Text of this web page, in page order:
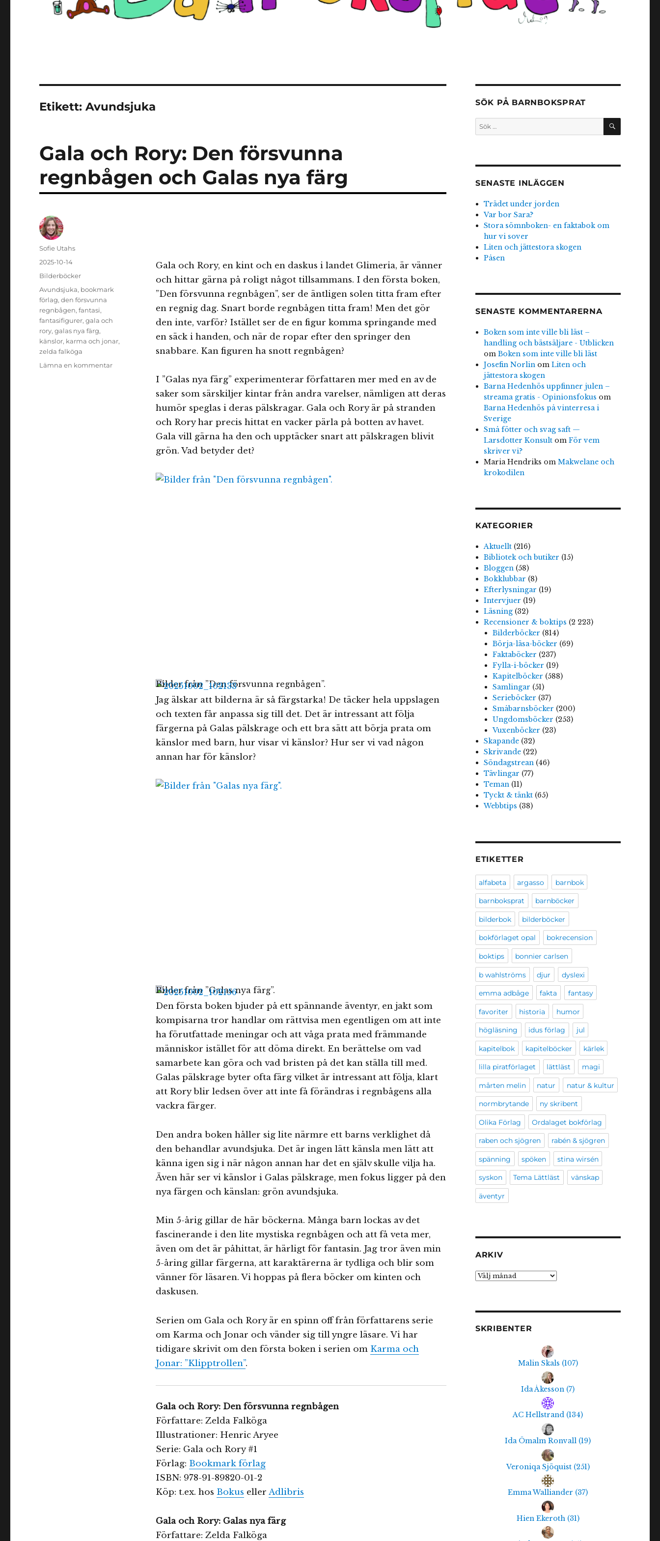
Etikett:Avundsjuka
Gala och Rory: Den försvunna
regnbågen och Galas nya färg
Gala och Rory, en kint och en daskus i landet Glimeria, är vänner
och hittar gärna på roligt något tillsammans. I den första boken,
”Den försvunna regnbågen”, ser de äntligen solen titta fram efter
en regnig dag. Snart borde regnbågen titta fram! Men det gör
den inte, varför? Istället ser de en figur komma springande med
en säck i handen, och när de ropar efter den springer den
snabbare. Kan figuren ha snott regnbågen?
I ”Galas nya färg” experimenterar författaren mer med en av de
saker som särskiljer kintar från andra varelser, nämligen att deras
humör speglas i deras pälskragar. Gala och Rory är på stranden
och Rory har precis hittat en vacker pärla på botten av havet.
Gala vill gärna ha den och upptäcker snart att pälskragen blivit
grön. Vad betyder det?
Bilder från ”Den försvunna regnbågen”.
Jag älskar att bilderna är så färgstarka! De täcker hela uppslagen
och texten får anpassa sig till det. Det är intressant att följa
färgerna på Galas pälskrage och ett bra sätt att börja prata om
känslor med barn, hur visar vi känslor? Hur ser vi vad någon
annan har för känslor?
Bilder från ”Galas nya färg”.
Den första boken bjuder på ett spännande äventyr, en jakt som
kompisarna tror handlar om rättvisa men egentligen om att inte
ha förutfattade meningar och att våga prata med främmande
människor istället för att döma direkt. En berättelse om vad
samarbete kan göra och vad bristen på det kan ställa till med.
Galas pälskrage byter ofta färg vilket är intressant att följa, klart
att Rory blir ledsen över att inte få förändras i regnbågens alla
vackra färger.
Den andra boken håller sig lite närmre ett barns verklighet då
den behandlar avundsjuka. Det är ingen lätt känsla men lätt att
känna igen sig i när någon annan har det en själv skulle vilja ha.
Även här ser vi känslor i Galas pälskrage, men fokus ligger på den
nya färgen och känslan: grön avundsjuka.
Min 5-årig gillar de här böckerna. Många barn lockas av det
fascinerande i den lite mystiska regnbågen och att få veta mer,
även om det är påhittat, är härligt för fantasin. Jag tror även min
5-åring gillar färgerna, att karaktärerna är tydliga och blir som
vänner för läsaren. Vi hoppas på flera böcker om kinten och
daskusen.
Serien om Gala och Rory är en spinn off från författarens serie
om Karma och Jonar och vänder sig till yngre läsare. Vi har
tidigare skrivit om den första boken i serien om Karma och
Jonar: ”Klipptrollen”.
Gala och Rory: Den försvunna regnbågen
Författare: Zelda Falköga
Illustrationer: Henric Aryee
Serie: Gala och Rory #1
Förlag: Bookmark förlag
ISBN: 978-91-89820-01-2
Köp: t.ex. hos Bokus eller Adlibris
Gala och Rory: Galas nya färg
Författare: Zelda Falköga
Författare
Sofie Utahs
Publicerat
den
2025-10-14
Kategorier
Bilderböcker
Etiketter
Avundsjuka, bookmark
förlag,den försvunna
regnbågen,fantasi,
fantasifigurer,gala och
rory,galas nya färg,
känslor, karma och jonar,
zelda falköga
Lämna en kommentartill
SÖK PÅ BARNBOKSPRAT
Sök
efter:
SÖK
SENASTE INLÄGGEN
Trädet under jorden
Var bor Sara?
Stora sömnboken- en faktabok om
hur vi sover
Liten och jättestora skogen
Påsen
SENASTE KOMMENTARERNA
Boken som inte ville bli läst –
handling och bästsäljare - Utblicken
omBoken som inte ville bli läst
Josefin Norlin omLiten och
jättestora skogen
Barna Hedenhös uppfinner julen –
streama gratis - Opinionsfokus om
Barna Hedenhös på vinterresa i
Sverige
Små fötter och svag saft —
Larsdotter Konsult omFör vem
skriver vi?
Maria Hendriks omMakwelane och
krokodilen
KATEGORIER
Aktuellt (216)
Bibliotek och butiker (15)
Bloggen (58)
Bokklubbar (8)
Efterlysningar (19)
Intervjuer (19)
Läsning (32)
Recensioner & boktips (2 223)
Bilderböcker (814)
Börja-läsa-böcker (69)
Faktaböcker (237)
Fylla-i-böcker (19)
Kapitelböcker (588)
Samlingar (51)
Serieböcker (37)
Småbarnsböcker (200)
Ungdomsböcker (253)
Vuxenböcker (23)
Skapande (32)
Skrivande (22)
Söndagstrean (46)
Tävlingar (77)
Teman (11)
Tyckt & tänkt (65)
Webbtips (38)
ETIKETTER
alfabeta argasso barnbok
barnboksprat barnböcker
bilderbok bilderböcker
bokförlaget opal bokrecension
boktips bonnier carlsen
b wahlströms djur dyslexi
emma adbåge fakta fantasy
favoriter historia humor
högläsning idus förlag jul
kapitelbok kapitelböcker kärlek
lilla piratförlaget lättläst magi
mårten melin natur natur & kultur
normbrytande ny skribent
Olika Förlag Ordalaget bokförlag
raben och sjögren rabén & sjögren
spänning spöken stina wirsén
syskon Tema Lättläst vänskap
äventyr
ARKIV
Arkiv
SKRIBENTER
Malin Skals (107)
Ida Åkesson (7)
AC Hellstrand (134)
Ida Ömalm Ronvall (19)
Veroniqa Sjöquist (251)
Emma Walliander (37)
Hien Ekeroth (31)